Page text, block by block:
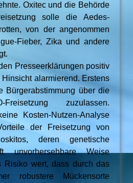
Oxitec und die Behörde
solle die Aedes-
von der angenommen
Fieber, Zika und andere
Presseerklärungen positiv
alarmierend. Erstens
Bürgerabstimmung über die
Freisetzung zuzulassen.
Kosten-Nutzen-Analyse
der Freisetzung von
deren genetische
unvorhersehbare Weise
Risiko wert, dass durch das
robustere Mückensorte